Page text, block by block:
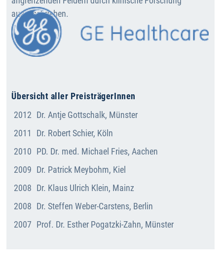
ausgeschrieben.
Übersicht aller PreisträgerInnen
2012 Dr. Antje Gottschalk, Münster
2011
Dr. Robert Schier, Köln
2010 PD. Dr. med. Michael Fries, Aachen
2009 Dr. Patrick Meybohm, Kiel
2008 Dr. Klaus Ulrich Klein, Mainz
2008 Dr. Steffen Weber-Carstens, Berlin
2007 Prof. Dr. Esther Pogatzki-Zahn, Münster